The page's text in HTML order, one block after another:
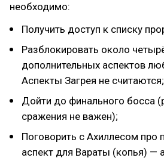
необходимо:
Получить доступ к списку
Разблокировать около
дополнительных аспектов
Аспекты Загрея не считаются;
Дойти до финального босса
сражения не важен);
Поговорить с Ахиллесом про
аспект для Вараты (копья) —